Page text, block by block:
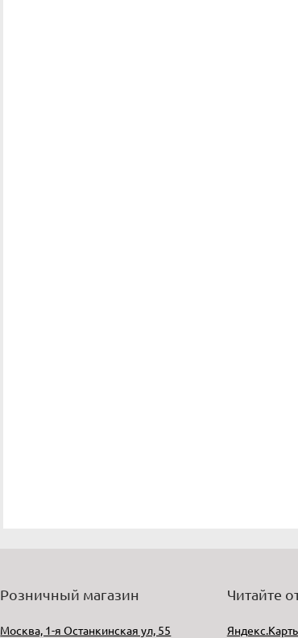
Розничный магазин
Москва, 1-я Останкинская ул, 55
Читайте